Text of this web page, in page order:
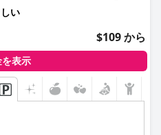
い
$109 から
を表示